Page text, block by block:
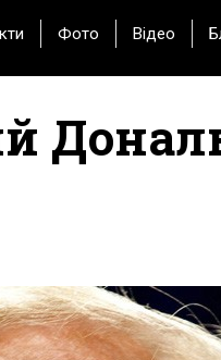
Фото Відео